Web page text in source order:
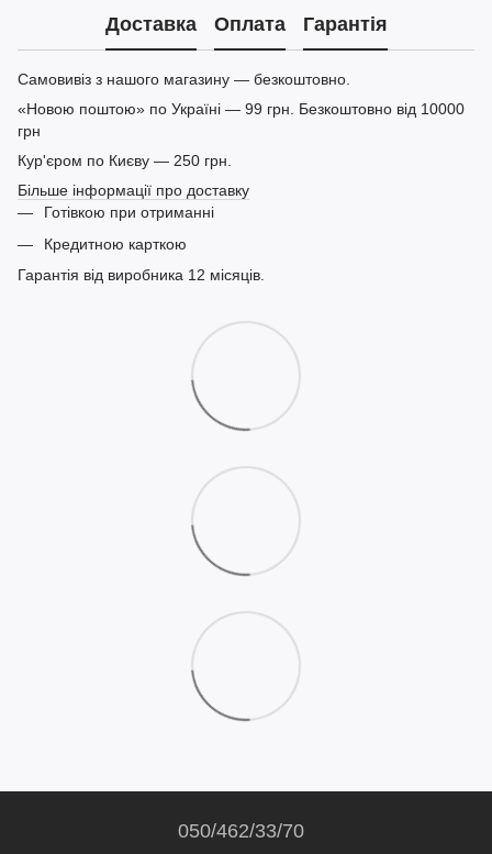
Доставка Оплата Гарантія
Самовивіз з нашого магазину — безкоштовно.
«Новою поштою» по Україні — 99 грн. Безкоштовно від 10000
грн
Кур'єром по Києву — 250 грн.
Більше інформації про доставку
Готівкою при отриманні
Кредитною карткою
Гарантія від виробника 12 місяців.
050/462/33/70